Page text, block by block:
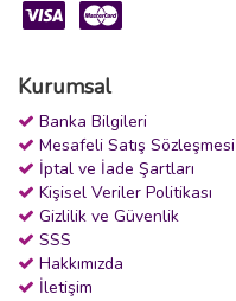
Kurumsal
Banka Bilgileri
Mesafeli Satış Sözleşmesi
İptal ve İade Şartları
Kişisel Veriler Politikası
Gizlilik ve Güvenlik
SSS
Hakkımızda
İletişim